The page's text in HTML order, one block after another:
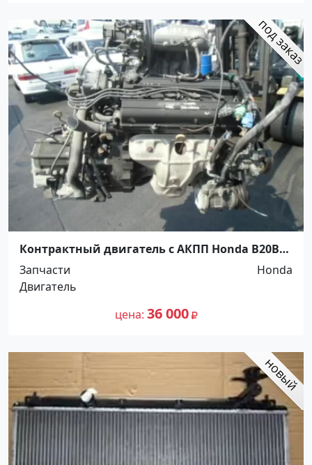
Контрактный двигатель с АКПП Honda B20B
Краснодар
Запчасти
Honda
Двигатель
цена 36 000